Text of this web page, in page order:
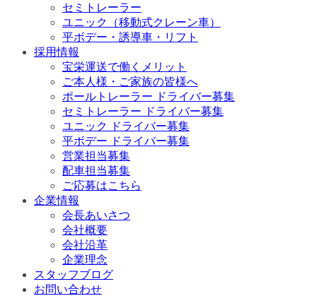
セミトレーラー
ユニック（移動式クレーン車）
平ボデー・誘導車・リフト
採用情報
宝栄運送で働くメリット
ご本人様・ご家族の皆様へ
ポールトレーラー ドライバー募集
セミトレーラー ドライバー募集
ユニック ドライバー募集
平ボデー ドライバー募集
営業担当募集
配車担当募集
ご応募はこちら
企業情報
会長あいさつ
会社概要
会社沿革
企業理念
スタッフブログ
お問い合わせ